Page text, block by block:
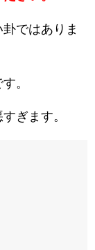
ではありま
。
ぎます。